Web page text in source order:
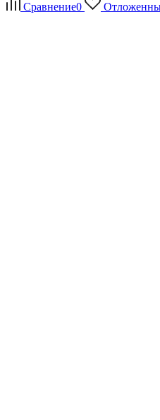
Сравнение0